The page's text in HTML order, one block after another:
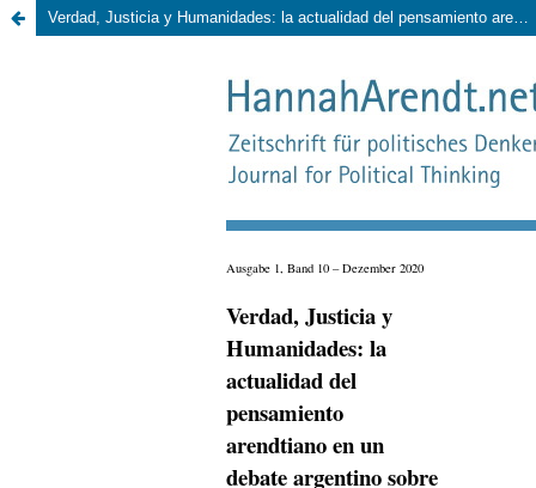
Verdad, Justicia y Humanidades: la actualidad del pensamiento arendtiano en un debate argentino sobre el “pasado reciente”